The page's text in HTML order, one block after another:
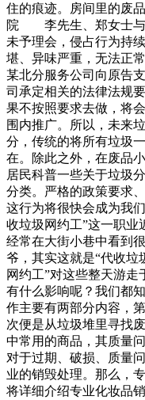
住的痕迹。房间里的废
院 李先生、郑女士与
未予理会，侵占行为持
堪、异味严重，无法正
某北分服务公司向原告
司承定相关的法律法规
果不按照要求去做，将
围内推广。所以，未来
分，传统的将所有垃圾
在。除此之外，在废品
居民科普一些关于垃圾
分类。严格的政策要求
这行为将很快会成为我
收垃圾网约工”这一职业
经常在大街小巷中看到
爷，其实这就是“代收垃
网约工”对这些整天游
有什么影响呢？我们都
作主要有两部分内容，
次便是从垃圾堆里寻找
中常用的商品，其质量
对于过期、破损、质量
业的销毁处理。那么，
将详细介绍专业化妆品